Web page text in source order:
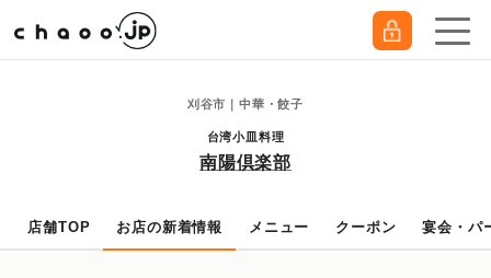
刈谷市｜中華・餃子
台湾小皿料理
南陽倶楽部
店舗TOP お店の新着情報 メニュー クーポン 宴会・パ